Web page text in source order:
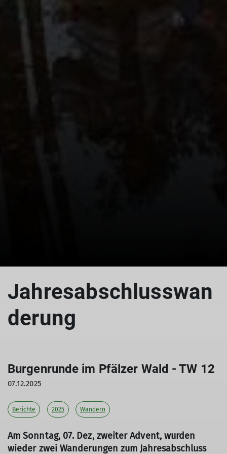
Jahresabschlusswan
derung
Burgenrunde im Pfälzer Wald - TW 12
07.12.2025
Berichte 2025 Wandern
Am Sonntag, 07. Dez, zweiter Advent, wurden
wieder zwei Wanderungen zum Jahresabschluss